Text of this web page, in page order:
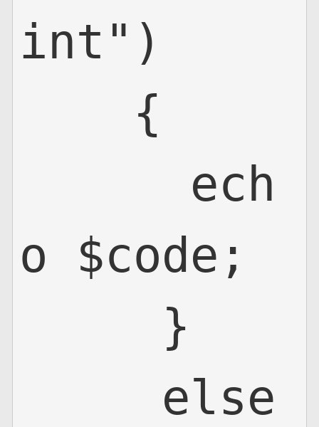
int")
{
ech
o $code;
}
else